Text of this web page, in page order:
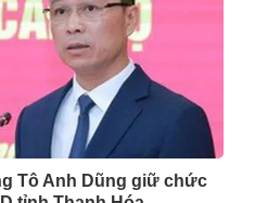
Tô Anh Dũng giữ chức